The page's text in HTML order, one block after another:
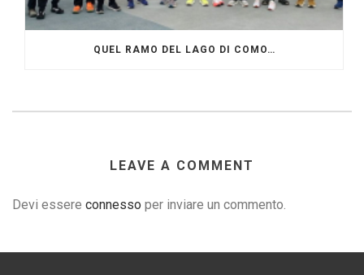
QUEL RAMO DEL LAGO DI COMO…
LEAVE A COMMENT
Devi essere connesso per inviare un commento.